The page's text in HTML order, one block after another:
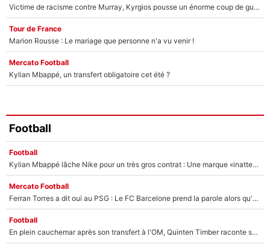
Victime de racisme contre Murray, Kyrgios pousse un énorme coup de gueule !
Tour de France
Marion Rousse : Le mariage que personne n'a vu venir !
Mercato Football
Kylian Mbappé, un transfert obligatoire cet été ?
Football
Football
Kylian Mbappé lâche Nike pour un très gros contrat : Une marque «inattendue» va frapper très fort
Mercato Football
Ferran Torres a dit oui au PSG : Le FC Barcelone prend la parole alors qu'un transfert de l'attaquant espagnol prend forme
Football
En plein cauchemar après son transfert à l'OM, Quinten Timber raconte ses doutes après sa signature à Marseille